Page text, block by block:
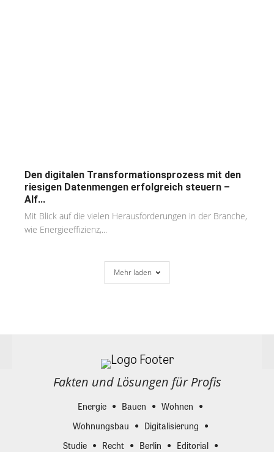
Den digitalen Transformationsprozess mit den
riesigen Datenmengen erfolgreich steuern –
Alf...
Mit Blick auf die vielen Herausforderungen in der Branche,
wie Energieeffizienz,...
Mehr laden
Fakten und Lösungen für Profis
Energie Bauen
Wohnen
Wohnungsbau
Digitalisierung
Studie
Recht Berlin
Editorial